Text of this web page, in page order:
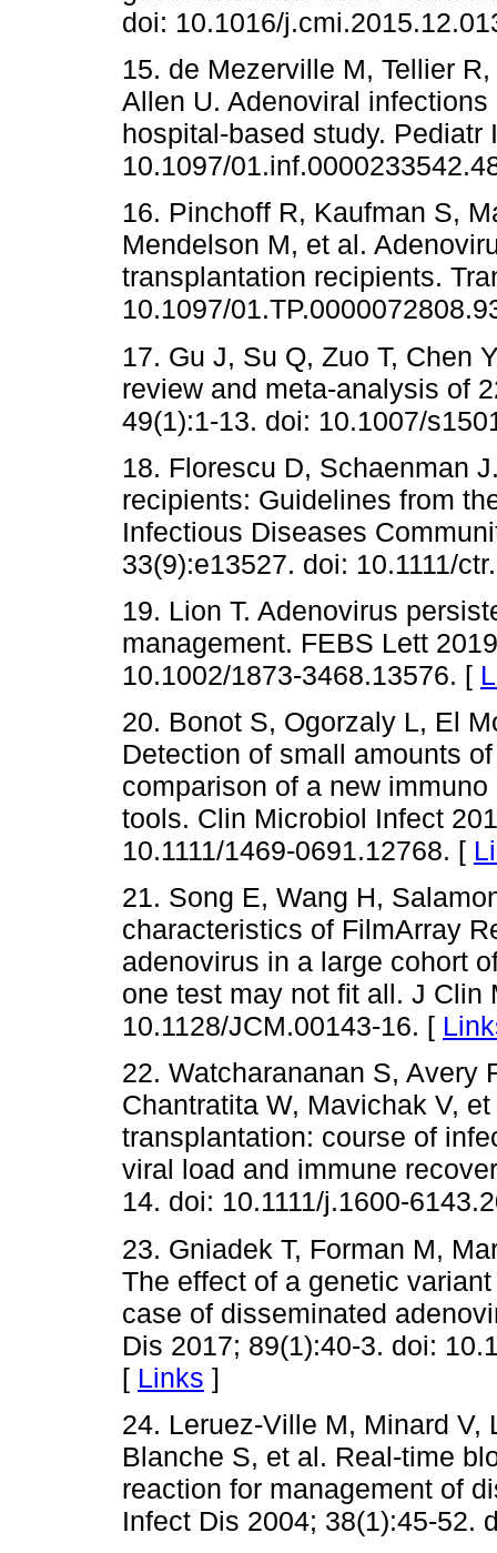
doi: 10.1016/
15. de Mezerville M, Tellier
Allen U. Adenoviral
hospital-based study.
10.1097/
16. Pinchoff R, Kaufman S,
Mendelson M, et al.
transplantation recipients.
10.1097/
17. Gu J, Su Q, Zuo T, Chen
review and meta-analysis of
49(1):1-13. doi: 10.1007/
18. Florescu D, Schaenman
recipients: Guidelines from
Infectious Diseases
33(9):e13527. doi: 10.1111/
19. Lion T. Adenovirus
management. FEBS Lett
10.1002/1873-3468.13576. [
20. Bonot S, Ogorzaly L, El
Detection of small amounts
comparison of a new
tools. Clin Microbiol Infect
10.1111/1469-0691.12768. [
21. Song E, Wang H,
characteristics of FilmArray
adenovirus in a large cohort
one test may not fit all. J Clin
10.1128/JCM.00143-16. [
22. Watcharananan S, Avery
Chantratita W, Mavichak V,
transplantation: course of
viral load and immune
14. doi: 10.1111/j.1600-
23. Gniadek T, Forman M,
The effect of a genetic
case of disseminated
Dis 2017; 89(1):40-3. doi:
[ Links ]
24. Leruez-Ville M, Minard V,
Blanche S, et al. Real-time
reaction for management of
Infect Dis 2004; 38(1):45-52.